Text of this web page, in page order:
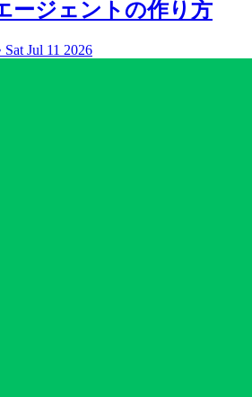
ージェントの作り方
Sat Jul 11 2026